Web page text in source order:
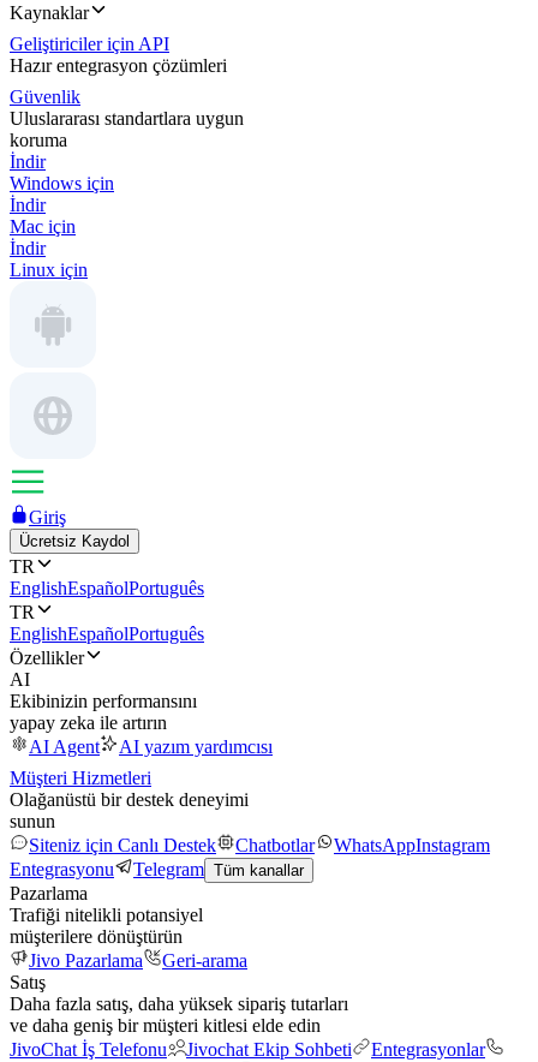
Kaynaklar
Geliştiriciler için API
Hazır entegrasyon çözümleri
Güvenlik
Uluslararası standartlara uygun
koruma
İndir
Windows için
İndir
Mac için
İndir
Linux için
Giriş
Ücretsiz Kaydol
TR
EnglishEspañolPortuguês
TR
EnglishEspañolPortuguês
Özellikler
AI
Ekibinizin performansını
yapay zeka ile artırın
AI Agent
AI yazım yardımcısı
Müşteri Hizmetleri
Olağanüstü bir destek deneyimi
sunun
Siteniz için Canlı Destek
Chatbotlar WhatsAppInstagram
Entegrasyonu
Telegram Tüm kanallar
Pazarlama
Trafiği nitelikli potansiyel
müşterilere dönüştürün
Jivo Pazarlama
Geri-arama
Satış
Daha fazla satış, daha yüksek sipariş tutarları
ve daha geniş bir müşteri kitlesi elde edin
JivoChat İş Telefonu
Jivochat Ekip Sohbeti
Entegrasyonlar